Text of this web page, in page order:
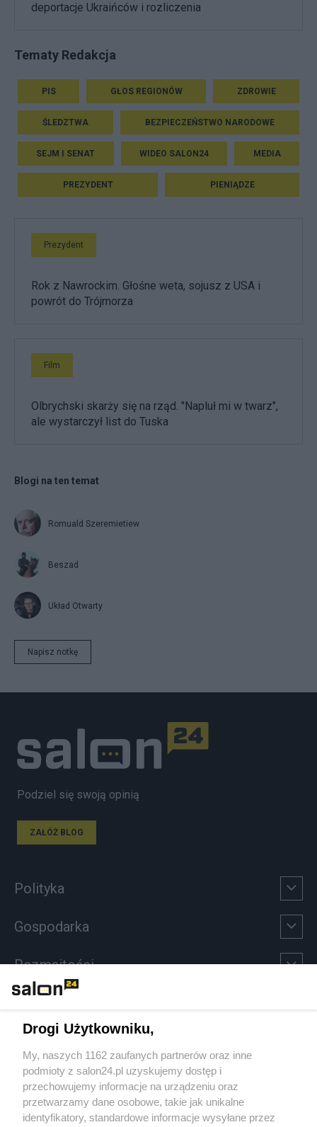
deportacje Ukraińców i rozliczenia
Tematy Redakcja
PIS GŁOS REGIONÓW ZDROWIE
ŚLEDZTWA BEZPIECZEŃSTWO NARODOWE
SEJM I SENAT WIDEO SALON24 MEDIA
PREZYDENT PIENIĄDZE
Prezydent
Rok z Nawrockim. Głośne weta, sojusz z USA i
powrót do Trójmorza
Film
Olbrychski skarży się na rząd. "Napluł mi w twarz",
ale wystarczył list do Tuska
Blogi na ten temat
Romuald Szeremietiew
Beszad
Układ Otwarty
Napisz notkę
Podziel się swoją opinią
ZAŁÓŻ BLOG
Polityka
Gospodarka
Rozmaitości
Sport
Społeczeństwo
Kultura
Drogi Użytkowniku,
My, naszych 1162 zaufanych partnerów oraz inne
podmioty z salon24.pl uzyskujemy dostęp i
przechowujemy informacje na urządzeniu oraz
przetwarzamy dane osobowe, takie jak unikalne
identyfikatory, standardowe informacje wysyłane przez